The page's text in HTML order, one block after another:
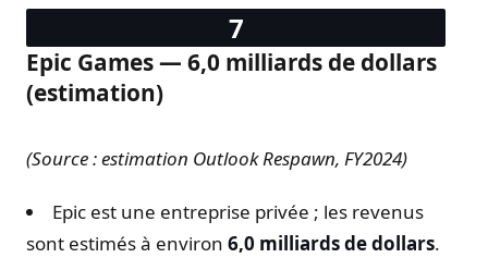
Epic Games — 6,0 milliards de dollars
(estimation)
(Source : estimation Outlook Respawn, FY2024)
Epic est une entreprise privée ; les revenus
sont estimés à environ 6,0 milliards de dollars.